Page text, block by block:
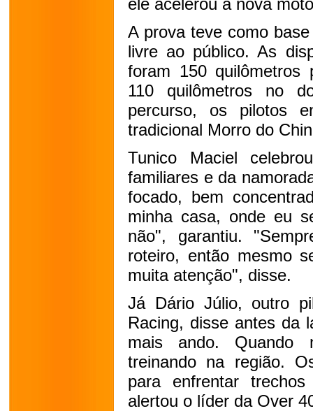
ele acelerou a nova
A prova teve como
livre ao público. As
foram 150 quilômetros
110 quilômetros no
percurso, os pilotos
tradicional Morro do
Tunico Maciel
familiares e da
focado, bem
minha casa, onde eu
não", garantiu.
roteiro, então mesmo
muita atenção", disse.
Já Dário Júlio, outro
Racing, disse antes da
mais ando. Quando
treinando na região.
para enfrentar
alertou o líder da Over